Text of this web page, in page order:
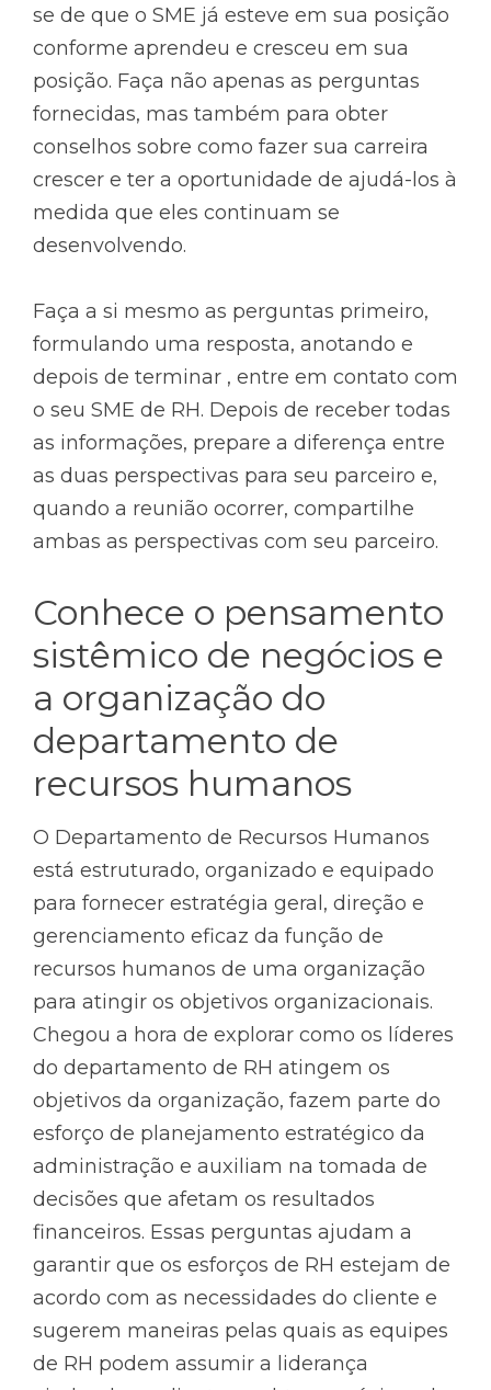
se de que o SME já esteve em sua posição
conforme aprendeu e cresceu em sua
posição. Faça não apenas as perguntas
fornecidas, mas também para obter
conselhos sobre como fazer sua carreira
crescer e ter a oportunidade de ajudá-los à
medida que eles continuam se
desenvolvendo.
Faça a si mesmo as perguntas primeiro,
formulando uma resposta, anotando e
depois de terminar , entre em contato com
o seu SME de RH. Depois de receber todas
as informações, prepare a diferença entre
as duas perspectivas para seu parceiro e,
quando a reunião ocorrer, compartilhe
ambas as perspectivas com seu parceiro.
Conhece o pensamento
sistêmico de negócios e
a organização do
departamento de
recursos humanos
O Departamento de Recursos Humanos
está estruturado, organizado e equipado
para fornecer estratégia geral, direção e
gerenciamento eficaz da função de
recursos humanos de uma organização
para atingir os objetivos organizacionais.
Chegou a hora de explorar como os líderes
do departamento de RH atingem os
objetivos da organização, fazem parte do
esforço de planejamento estratégico da
administração e auxiliam na tomada de
decisões que afetam os resultados
financeiros. Essas perguntas ajudam a
garantir que os esforços de RH estejam de
acordo com as necessidades do cliente e
sugerem maneiras pelas quais as equipes
de RH podem assumir a liderança